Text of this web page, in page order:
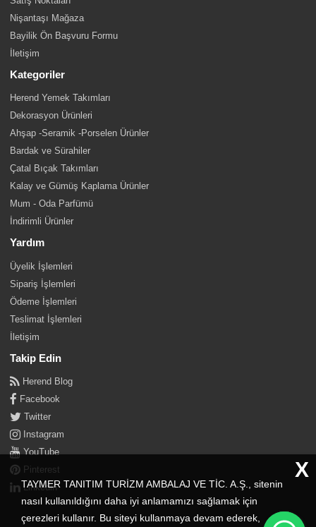
Nişantaşı Mağaza
Bayilik Ön Başvuru Formu
İletişim
Kategoriler
Herend Yemek Takımları
Dekorasyon Ürünleri
Ahşap -Seramik -Porselen Ürünler
Bardak ve Sürahiler
Çatal Bıçak Takımları
Kalay ve Gümüş Kaplama Ürünler
Mum - Oda Parfümü
İndirimli Ürünler
Yardım
Üyelik İşlemleri
Sipariş İşlemleri
Ödeme İşlemleri
Teslimat İşlemleri
İletişim
Takip Edin
Herend Blog
Facebook
Twitter
Instagram
YouTube
Pinterest
Linkedin
TAYMER TANITIM TURİZM AMBALAJ VE TİC. A.Ş., sitenin
nasıl kullanıldığını daha iyi anlamamızı sağlamak için
çerezleri kullanır. Bu siteyi kullanmaya devam ederek,
X